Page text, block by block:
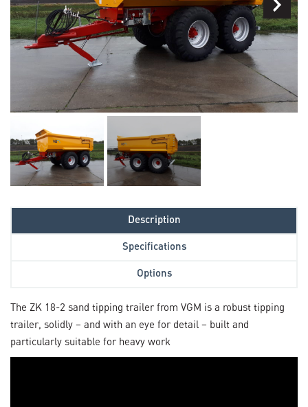
Description
Specifications
Options
The ZK 18-2 sand tipping trailer from VGM is a robust tipping
trailer, solidly – and with an eye for detail – built and
particularly suitable for heavy work